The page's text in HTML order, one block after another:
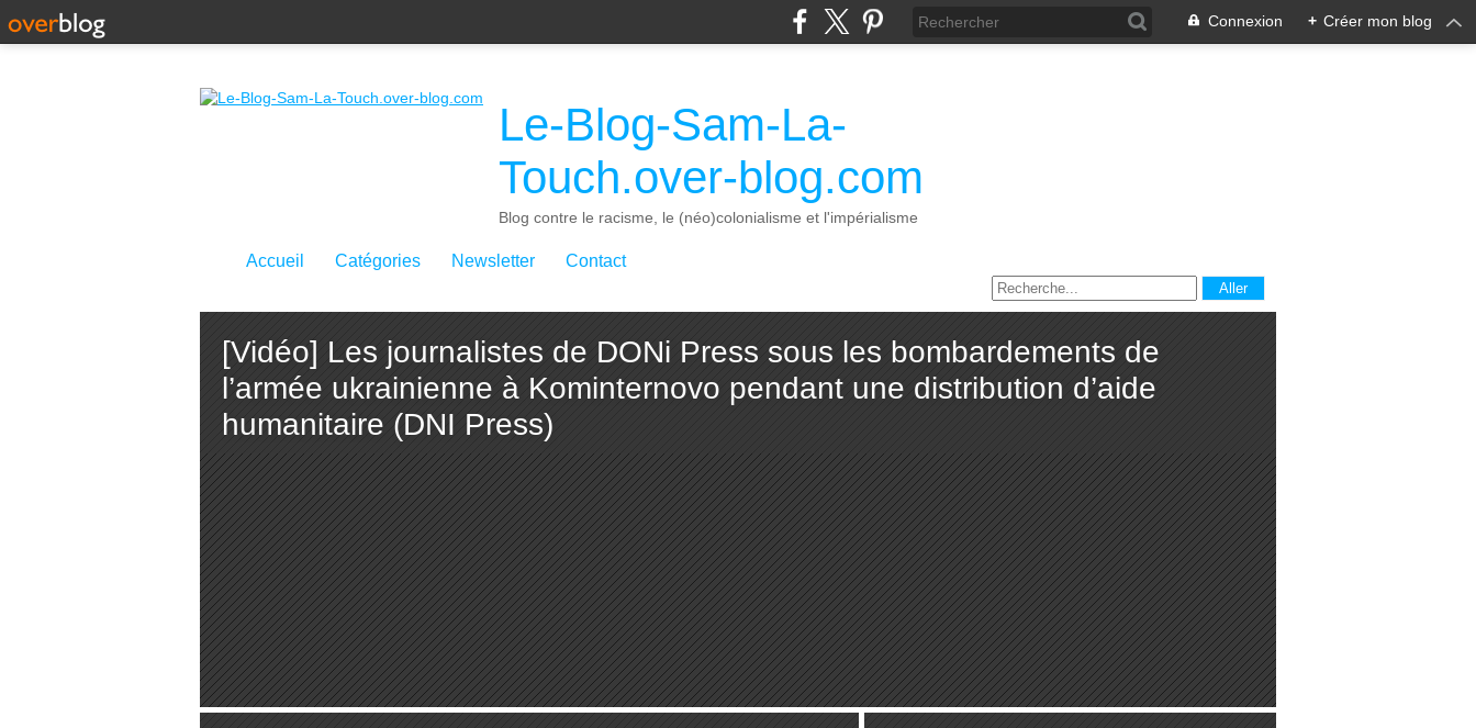
Connexion + Créer mon blog
Le-Blog-Sam-La-
Touch.over-blog.com
Blog contre le racisme, le (néo)colonialisme et l'impérialisme
Accueil Catégories Newsletter Contact
[Vidéo] Les journalistes de DONi Press sous les bombardements de
l’armée ukrainienne à Kominternovo pendant une distribution d’aide
humanitaire (DNI Press)